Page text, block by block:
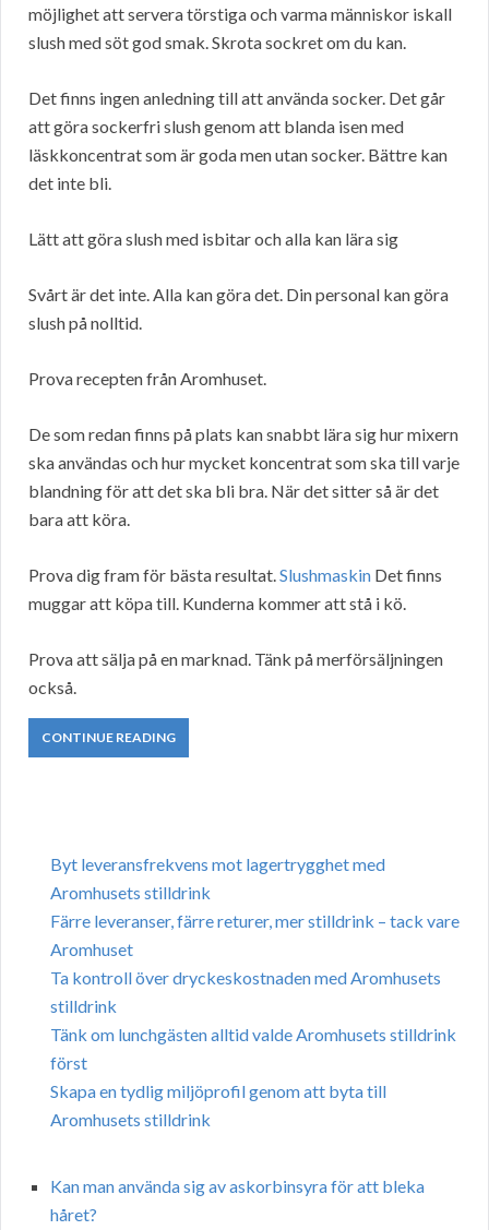
möjlighet att servera törstiga och varma människor iskall
slush med söt god smak. Skrota sockret om du kan.
Det finns ingen anledning till att använda socker. Det går
att göra sockerfri slush genom att blanda isen med
läskkoncentrat som är goda men utan socker. Bättre kan
det inte bli.
Lätt att göra slush med isbitar och alla kan lära sig
Svårt är det inte. Alla kan göra det. Din personal kan göra
slush på nolltid.
Prova recepten från Aromhuset.
De som redan finns på plats kan snabbt lära sig hur mixern
ska användas och hur mycket koncentrat som ska till varje
blandning för att det ska bli bra. När det sitter så är det
bara att köra.
Prova dig fram för bästa resultat.Slushmaskin Det finns
muggar att köpa till. Kunderna kommer att stå i kö.
Prova att sälja på en marknad. Tänk på merförsäljningen
också.
CONTINUE READING
Byt leveransfrekvens mot lagertrygghet med
Aromhusets stilldrink
Färre leveranser, färre returer, mer stilldrink – tack vare
Aromhuset
Ta kontroll över dryckeskostnaden med Aromhusets
stilldrink
Tänk om lunchgästen alltid valde Aromhusets stilldrink
först
Skapa en tydlig miljöprofil genom att byta till
Aromhusets stilldrink
Kan man använda sig av askorbinsyra för att bleka
håret?